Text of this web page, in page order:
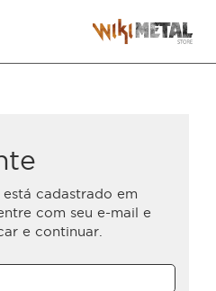
cadastrado em
com seu e-mail e
e continuar.